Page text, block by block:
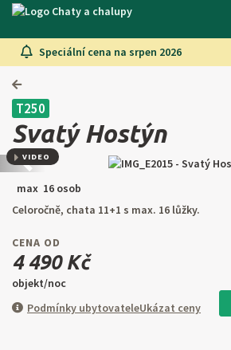
VYHLEDÁVAČ CHAT
INSPIRUJTE SE
O NÁS
KONTAKTY
VSTUP PRO MAJITELE
NABÍDNOUT OBJEKT
CZ SK EN
Speciální cena na srpen 2026
T250
Svatý Hostýn
Předchozí
VIDEO
max 16 osob
Celoročně, chata 11+1 s max. 16 lůžky.
CENA OD
4 490 Kč
objekt/noc
Podmínky ubytovateleUkázat ceny